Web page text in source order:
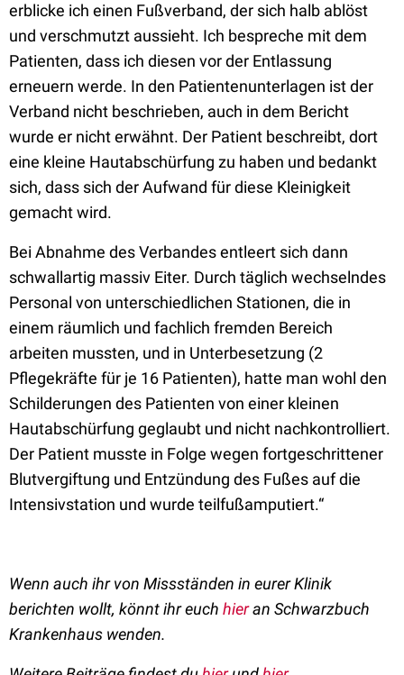
erblicke ich einen Fußverband, der sich halb ablöst
und verschmutzt aussieht. Ich bespreche mit dem
Patienten, dass ich diesen vor der Entlassung
erneuern werde. In den Patientenunterlagen ist der
Verband nicht beschrieben, auch in dem Bericht
wurde er nicht erwähnt. Der Patient beschreibt, dort
eine kleine Hautabschürfung zu haben und bedankt
sich, dass sich der Aufwand für diese Kleinigkeit
gemacht wird.
Bei Abnahme des Verbandes entleert sich dann
schwallartig massiv Eiter. Durch täglich wechselndes
Personal von unterschiedlichen Stationen, die in
einem räumlich und fachlich fremden Bereich
arbeiten mussten, und in Unterbesetzung (2
Pflegekräfte für je 16 Patienten), hatte man wohl den
Schilderungen des Patienten von einer kleinen
Hautabschürfung geglaubt und nicht nachkontrolliert.
Der Patient musste in Folge wegen fortgeschrittener
Blutvergiftung und Entzündung des Fußes auf die
Intensivstation und wurde teilfußamputiert.“
Wenn auch ihr von Missständen in eurer Klinik
berichten wollt, könnt ihr euch hieran Schwarzbuch
Krankenhaus wenden.